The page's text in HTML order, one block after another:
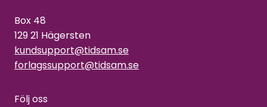
Box 48
129 21 Hägersten
kundsupport@tidsam.se
forlagssupport@tidsam.se
Följ oss